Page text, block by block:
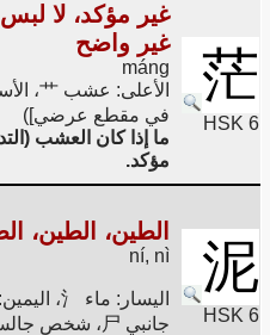
茫
HSK 6
غير مؤكد، لا
غير واضح
máng
في مقطع عرضي])
ما إذا كان العشب
مؤكد.
泥
HSK 6
الطين، الطين،
ní, nì
جانبي 尸، شخص جالس 匕)